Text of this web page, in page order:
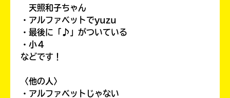
天照和子ちゃん
・アルファベットでyuzu
・最後に「♪」がついている
・小４
などです！
〈他の人〉
・アルファベットじゃない